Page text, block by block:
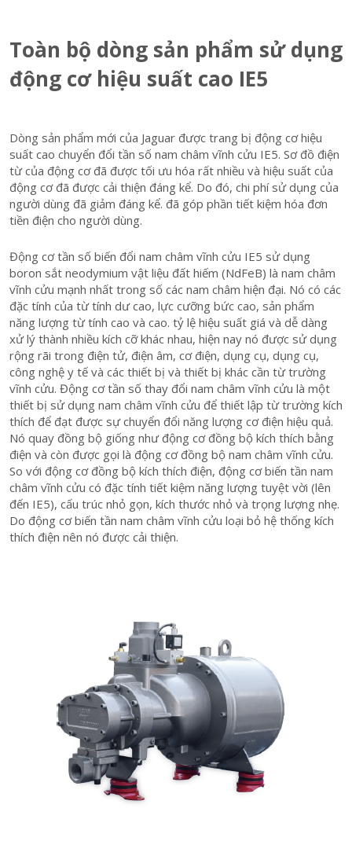
Toàn bộ dòng sản phẩm sử dụng
động cơ hiệu suất cao IE5
Dòng sản phẩm mới của Jaguar được trang bị động cơ hiệu
suất cao chuyển đổi tần số nam châm vĩnh cửu IE5. Sơ đồ điện
từ của động cơ đã được tối ưu hóa rất nhiều và hiệu suất của
động cơ đã được cải thiện đáng kể. Do đó, chi phí sử dụng của
người dùng đã giảm đáng kể. đã góp phần tiết kiệm hóa đơn
tiền điện cho người dùng.
Động cơ tần số biến đổi nam châm vĩnh cửu IE5 sử dụng
boron sắt neodymium vật liệu đất hiếm (NdFeB) là nam châm
vĩnh cửu mạnh nhất trong số các nam châm hiện đại. Nó có các
đặc tính của từ tính dư cao, lực cưỡng bức cao, sản phẩm
năng lượng từ tính cao và cao. tỷ lệ hiệu suất giá và dễ dàng
xử lý thành nhiều kích cỡ khác nhau, hiện nay nó được sử dụng
rộng rãi trong điện tử, điện âm, cơ điện, dụng cụ, dụng cụ,
công nghệ y tế và các thiết bị và thiết bị khác cần từ trường
vĩnh cửu. Động cơ tần số thay đổi nam châm vĩnh cửu là một
thiết bị sử dụng nam châm vĩnh cửu để thiết lập từ trường kích
thích để đạt được sự chuyển đổi năng lượng cơ điện hiệu quả.
Nó quay đồng bộ giống như động cơ đồng bộ kích thích bằng
điện và còn được gọi là động cơ đồng bộ nam châm vĩnh cửu.
So với động cơ đồng bộ kích thích điện, động cơ biến tần nam
châm vĩnh cửu có đặc tính tiết kiệm năng lượng tuyệt vời (lên
đến IE5), cấu trúc nhỏ gọn, kích thước nhỏ và trọng lượng nhẹ.
Do động cơ biến tần nam châm vĩnh cửu loại bỏ hệ thống kích
thích điện nên nó được cải thiện.